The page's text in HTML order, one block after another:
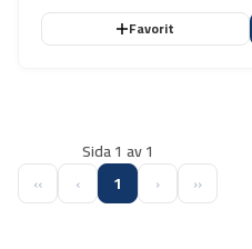
Favorit
Sida 1 av 1
‹‹
‹ 1 › ››